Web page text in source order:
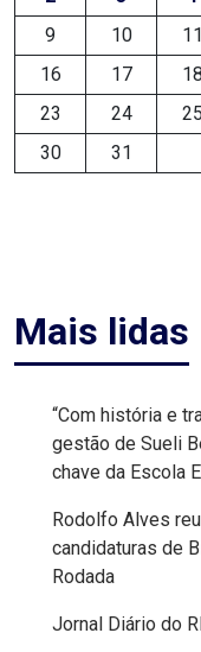
EDUCAÇÃO
ELEIÇÃO
ESCOLAR
DE
DE
MACAU
9
10 11
16
17 18
23
24 25
30
31
Mais lidas
“Com história e
gestão de Sueli
chave da Escola
Rodolfo Alves
candidaturas de
Rodada
Jornal Diário do